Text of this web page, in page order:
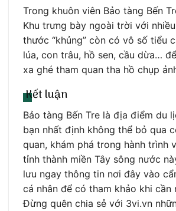
Trong khuôn viên Bảo tàng Bến
Khu trưng bày ngoài trời với
thước “khủng” còn có vô số tiểu
lúa, con trâu, hồ sen, cầu dừa…
xa ghé tham quan tha hồ chụp
Kết luận
Bảo tàng Bến Tre là địa điểm du
bạn nhất định không thể bỏ qua
quan, khám phá trong hành trình
tỉnh thành miền Tây sông nước
lưu ngay thông tin nơi đây vào
cá nhân để có tham khảo khi cần
Đừng quên chia sẻ với 3vi.vn